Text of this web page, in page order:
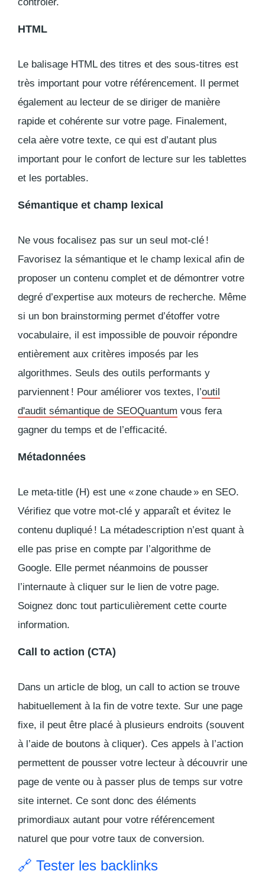
contrôler.
HTML
Le balisage HTML des titres et des sous-titres est
très important pour votre référencement. Il permet
également au lecteur de se diriger de manière
rapide et cohérente sur votre page. Finalement,
cela aère votre texte, ce qui est d’autant plus
important pour le confort de lecture sur les tablettes
et les portables.
Sémantique et champ lexical
Ne vous focalisez pas sur un seul mot-clé !
Favorisez la sémantique et le champ lexical afin de
proposer un contenu complet et de démontrer votre
degré d’expertise aux moteurs de recherche. Même
si un bon brainstorming permet d’étoffer votre
vocabulaire, il est impossible de pouvoir répondre
entièrement aux critères imposés par les
algorithmes. Seuls des outils performants y
parviennent ! Pour améliorer vos textes, l’outil
d'audit sémantique de SEOQuantum vous fera
gagner du temps et de l’efficacité.
Métadonnées
Le meta-title (H) est une « zone chaude » en SEO.
Vérifiez que votre mot-clé y apparaît et évitez le
contenu dupliqué ! La métadescription n’est quant à
elle pas prise en compte par l’algorithme de
Google. Elle permet néanmoins de pousser
l’internaute à cliquer sur le lien de votre page.
Soignez donc tout particulièrement cette courte
information.
Call to action (CTA)
Dans un article de blog, un call to action se trouve
habituellement à la fin de votre texte. Sur une page
fixe, il peut être placé à plusieurs endroits (souvent
à l’aide de boutons à cliquer). Ces appels à l’action
permettent de pousser votre lecteur à découvrir une
page de vente ou à passer plus de temps sur votre
site internet. Ce sont donc des éléments
primordiaux autant pour votre référencement
naturel que pour votre taux de conversion.
🔗 Tester les backlinks